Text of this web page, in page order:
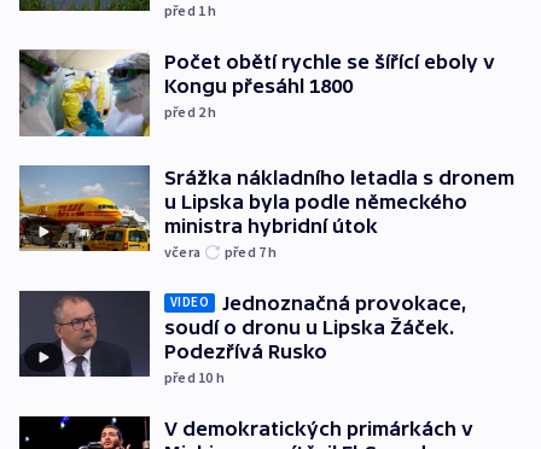
před 1h
Počet obětí rychle se šířící eboly v
Kongu přesáhl 1800
před 2h
Srážka nákladního letadla s dronem
u Lipska byla podle německého
ministra hybridní útok
včera před 7h
VIDEO
Jednoznačná provokace,
soudí o dronu u Lipska Žáček.
Podezřívá Rusko
před 10 h
V demokratických primárkách v